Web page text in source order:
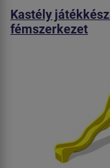
Kastély
fémszerkezet